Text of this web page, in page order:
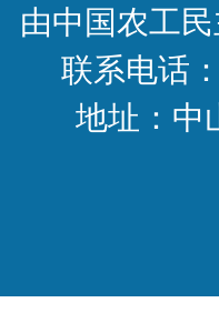
由中国农工
联系电话
地址：中